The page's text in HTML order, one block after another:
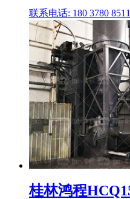
联系电话: 180 3780 8511
桂林鸿程